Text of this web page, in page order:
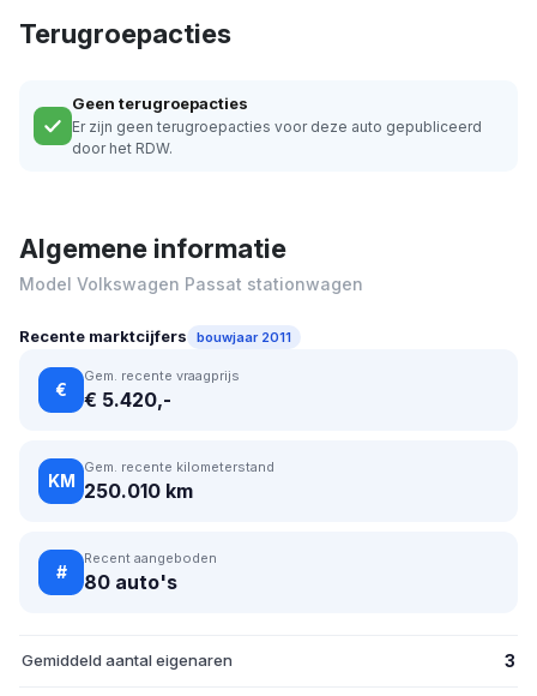
Terugroepacties
Geen terugroepacties
Er zijn geen terugroepacties voor deze auto gepubliceerd
door het RDW.
Algemene informatie
Model Volkswagen Passat stationwagen
Recente marktcijfers bouwjaar 2011
€
Gem. recente vraagprijs
€ 5.420,-
KM
Gem. recente kilometerstand
250.010 km
#
Recent aangeboden
80 auto's
Gemiddeld aantal eigenaren 3